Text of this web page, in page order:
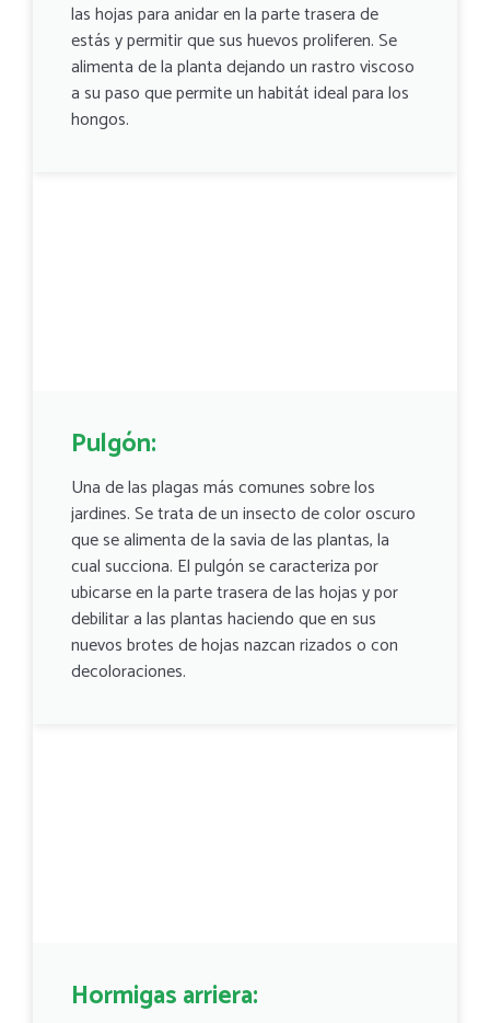
las hojas para anidar en la parte trasera de
estás y permitir que sus huevos proliferen. Se
alimenta de la planta dejando un rastro viscoso
a su paso que permite un habitát ideal para los
hongos.
Pulgón:
Una de las plagas más comunes sobre los
jardines. Se trata de un insecto de color oscuro
que se alimenta de la savia de las plantas, la
cual succiona. El pulgón se caracteriza por
ubicarse en la parte trasera de las hojas y por
debilitar a las plantas haciendo que en sus
nuevos brotes de hojas nazcan rizados o con
decoloraciones.
Hormigas arriera: